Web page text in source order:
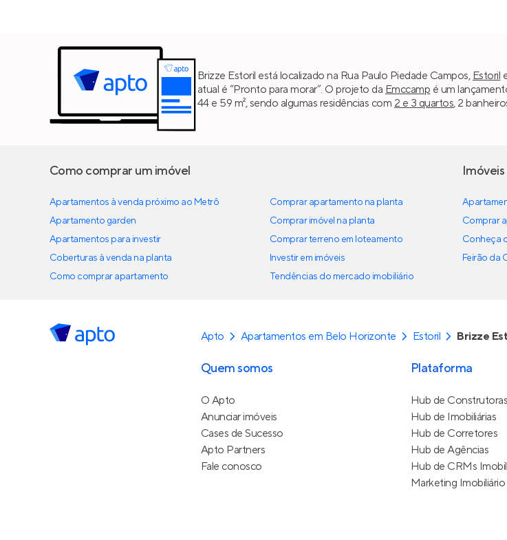
Brizze Estoril está localizado na Rua Paulo Piedade Campos, Estoril
atual é “Pronto para morar”. O projeto da Emccamp é um
44 e 59 m², sendo algumas residências com 2 e 3 quartos, 2
Como comprar um imóvel
Apartamentos à venda próximo ao Metrô
Apartamento garden
Apartamentos para investir
Coberturas à venda na planta
Como comprar apartamento
Comprar apartamento na planta
Comprar imóvel na planta
Comprar terreno em loteamento
Investir em imóveis
Tendências do mercado imobiliário
Comprar
Conheça
Feirão da
Apto Apartamentos em Belo Horizonte Estoril Brizze
Quem somos
O Apto
Anunciar imóveis
Cases de Sucesso
Apto Partners
Fale conosco
Plataforma
Hub de Construtoras
Hub de Imobiliárias
Hub de Corretores
Hub de Agências
Hub de CRMs
Marketing Imobiliário